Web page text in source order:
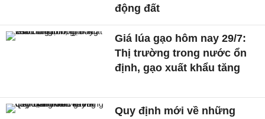
động đất
Giá lúa gạo hôm nay 29/7:
Thị trường trong nước ổn
định, gạo xuất khẩu tăng
Quy định mới về những